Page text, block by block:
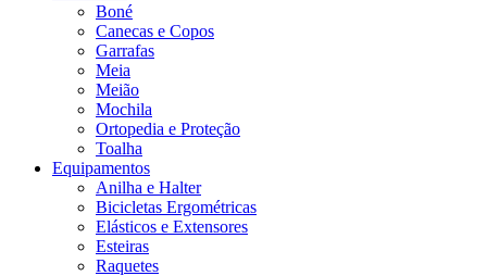
Boné
Canecas e Copos
Garrafas
Meia
Meião
Mochila
Ortopedia e Proteção
Toalha
Equipamentos
Anilha e Halter
Bicicletas Ergométricas
Elásticos e Extensores
Esteiras
Raquetes